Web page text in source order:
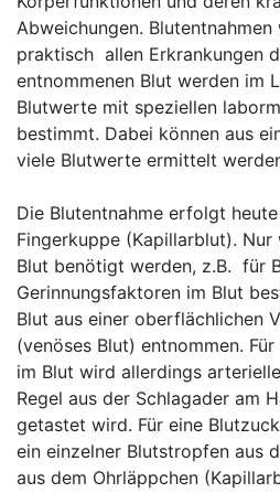
Abweichungen.
praktisch allen Erkrankungen
entnommenen Blut werden im
Blutwerte mit speziellen
bestimmt. Dabei können aus
viele Blutwerte ermittelt
Die Blutentnahme erfolgt
Fingerkuppe (Kapillarblut). Nur
Blut benötigt werden, z.B. für
Gerinnungsfaktoren im Blut
Blut aus einer oberflächlichen
(venöses Blut) entnommen.
im Blut wird allerdings
Regel aus der Schlagader am
getastet wird. Für eine
ein einzelner Blutstropfen aus
aus dem Ohrläppchen